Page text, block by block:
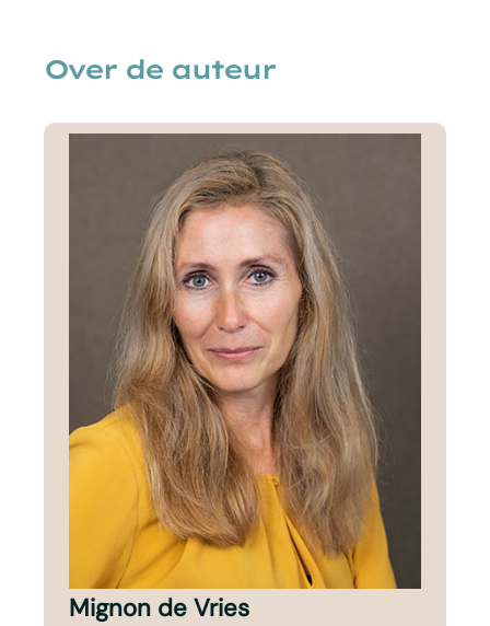
Over de auteur
Mignon de Vries